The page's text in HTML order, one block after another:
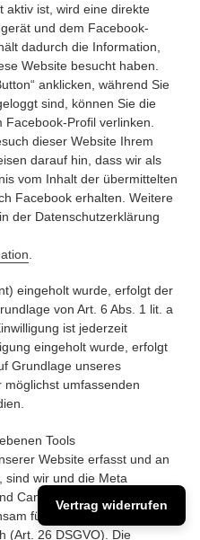
aktiv ist, wird eine direkte
und dem Facebook-
dadurch die Information,
Website besucht haben.
anklicken, während Sie
sind, können Sie die
Profil verlinken.
dieser Website Ihrem
darauf hin, dass wir als
vom Inhalt der übermittelten
Facebook erhalten. Weitere
der Datenschutzerklärung
eingeholt wurde, erfolgt der
von Art. 6 Abs. 1 lit. a
ist jederzeit
eingeholt wurde, erfolgt
Grundlage unseres
umfassenden
Tools
Website erfasst und an
sind wir und die Meta
Canal Square, Grand Canal
für diese
(Art. 26 DSGVO). Die
Vertrag widerrufen